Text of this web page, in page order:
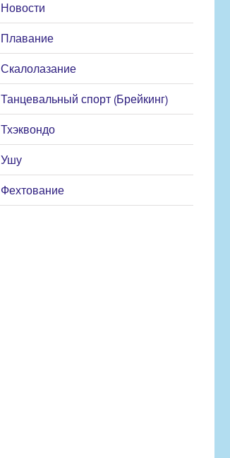
Новости
Плавание
Скалолазание
Танцевальный спорт (Брейкинг)
Тхэквондо
Ушу
Фехтование